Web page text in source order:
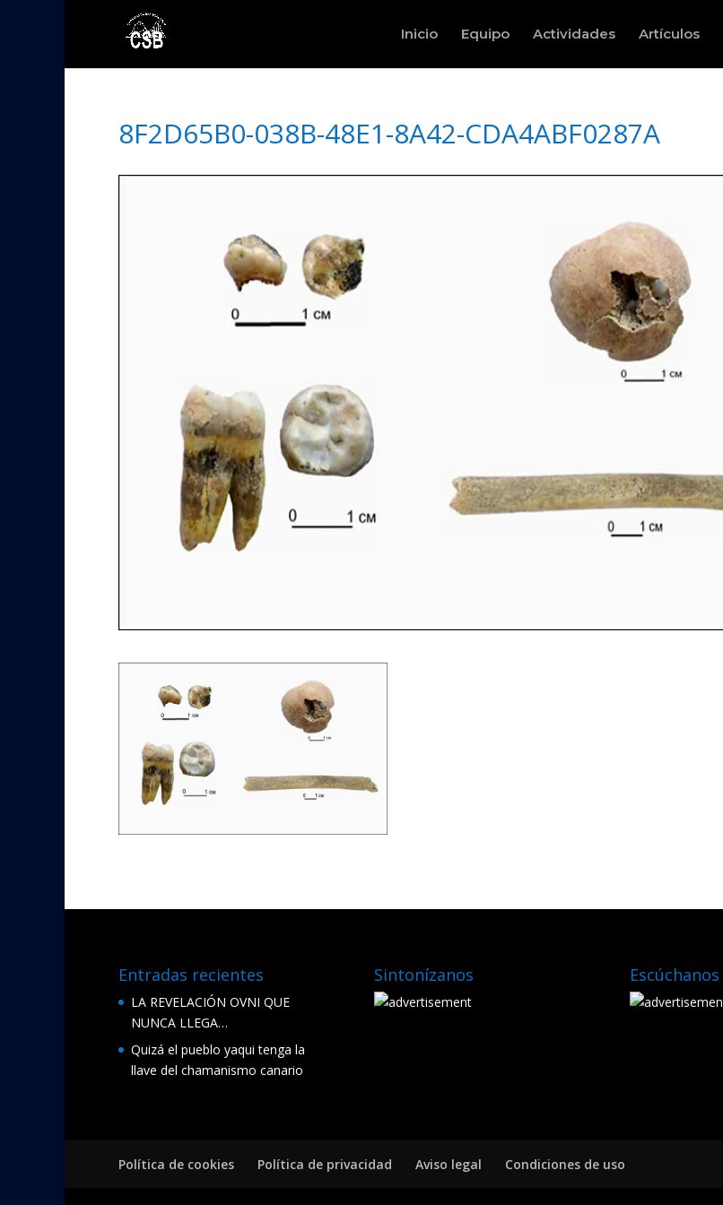
Inicio Equipo Actividades Artículos
8F2D65B0-038B-48E1-8A42-CDA4ABF0287A
Entradas recientes
LA REVELACIÓN OVNI QUE
NUNCA LLEGA…
Quizá el pueblo yaqui tenga la
llave del chamanismo canario
Sintonízanos Escúchanos
Política de cookies Política de privacidad Aviso legal Condiciones de uso